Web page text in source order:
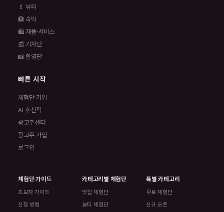
💄 뷰티
🏨 숙박
🛍️ 제품·서비스
📰 기자단
📸 촬영단
빠른 시작
체험단 가입
AI 추천픽
광고주센터
광고주 가입
로그인
체험단 가이드
초보자 가이드
신청 방법
카테고리별 체험단
맛집 체험단
뷰티 체험단
특별 카테고리
무료 체험단
신규 오픈